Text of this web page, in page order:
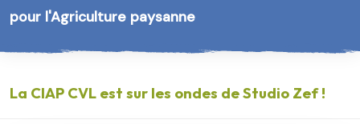
pour l'Agriculture paysanne
La CIAP CVL est sur les ondes de Studio Zef !